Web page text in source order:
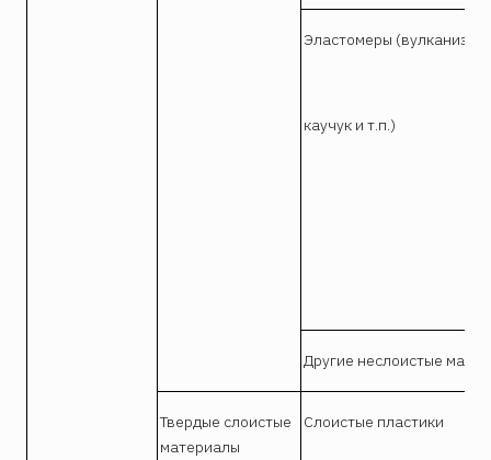
Эластомеры
каучук и т.п.)
Другие неслоистые
Твердые слоистые
материалы
Слоистые пластики